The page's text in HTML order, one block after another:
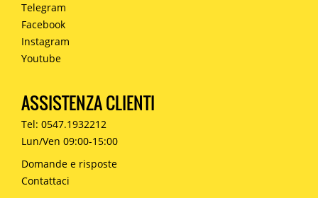
Telegram
Facebook
Instagram
Youtube
ASSISTENZA CLIENTI
Tel: 0547.1932212
Lun/Ven 09:00-15:00
Domande e risposte
Contattaci